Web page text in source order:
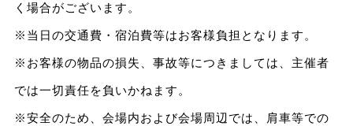
く場合がございます。
※当日の交通費・宿泊費等はお客様負担となります。
※お客様の物品の損失、事故等につきましては、主催者
では一切責任を負いかねます。
※安全のため、会場内および会場周辺では、肩車等での